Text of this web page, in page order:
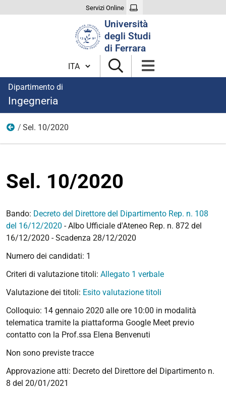
Servizi Online
Università
degli Studi
di Ferrara
Cambia lingua
Dipartimento di
Ingegneria
Anno 2020
Sel. 10/2020
Sel. 10/2020
Bando: Decreto del Direttore del Dipartimento Rep. n. 108
del 16/12/2020 - Albo Ufficiale d'Ateneo Rep. n. 872 del
16/12/2020 - Scadenza 28/12/2020
Numero dei candidati: 1
Criteri di valutazione titoli: Allegato 1 verbale
Valutazione dei titoli: Esito valutazione titoli
Colloquio: 14 gennaio 2020 alle ore 10:00 in modalità
telematica tramite la piattaforma Google Meet previo
contatto con la Prof.ssa Elena Benvenuti
Non sono previste tracce
Approvazione atti: Decreto del Direttore del Dipartimento n.
8 del 20/01/2021